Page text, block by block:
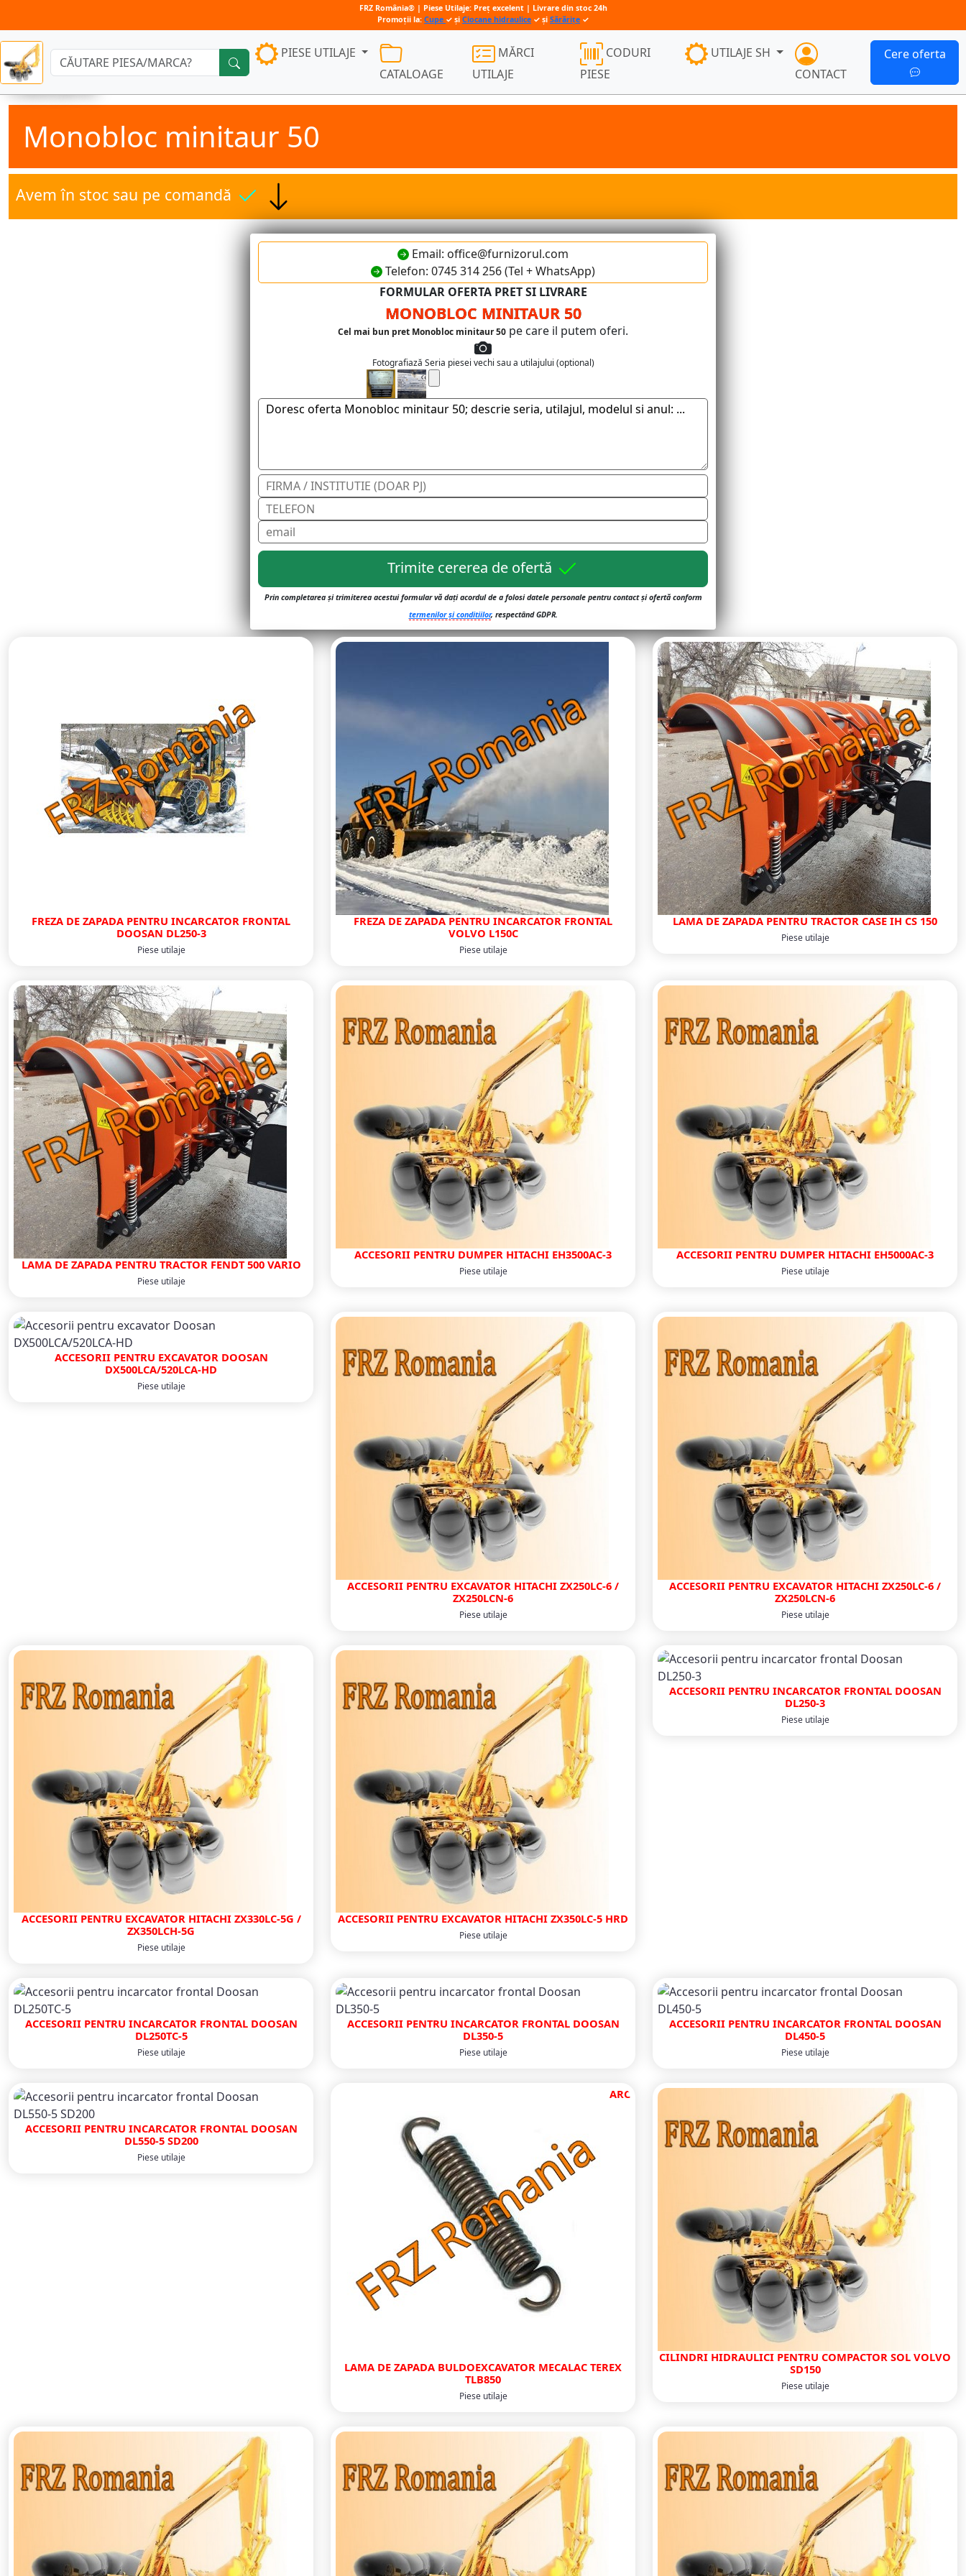
Căutare:
Monobloc minitaur 50
Avem în stoc sau pe comandă
Email: office@furnizorul.com
Telefon: 0745 314 256 (Tel + WhatsApp)
FORMULAR OFERTA PRET SI LIVRARE
MONOBLOC MINITAUR 50
Cel mai bun pret Monobloc minitaur 50 pe care il putem oferi.
Fotografiază Seria piesei vechi sau a utilajului (optional)
Trimite cererea de ofertă
Prin completarea și trimiterea acestui formular vă dați acordul de a folosi datele personale pentru contact și ofertă conform
termenilor și conditiilor, respectând GDPR.
FREZA DE ZAPADA PENTRU INCARCATOR FRONTAL
DOOSAN DL250-3
Piese utilaje
FREZA DE ZAPADA PENTRU INCARCATOR FRONTAL
VOLVO L150C
Piese utilaje
LAMA DE ZAPADA PENTRU TRACTOR CASE IH CS 150
Piese utilaje
LAMA DE ZAPADA PENTRU TRACTOR FENDT 500 VARIO
Piese utilaje
ACCESORII PENTRU DUMPER HITACHI EH3500AC-3
Piese utilaje
ACCESORII PENTRU DUMPER HITACHI EH5000AC-3
Piese utilaje
ACCESORII PENTRU EXCAVATOR DOOSAN
DX500LCA/520LCA-HD
Piese utilaje
ACCESORII PENTRU EXCAVATOR HITACHI ZX250LC-6 /
ZX250LCN-6
Piese utilaje
ACCESORII PENTRU EXCAVATOR HITACHI ZX250LC-6 /
ZX250LCN-6
Piese utilaje
ACCESORII PENTRU EXCAVATOR HITACHI ZX330LC-5G /
ZX350LCH-5G
Piese utilaje
ACCESORII PENTRU EXCAVATOR HITACHI ZX350LC-5 HRD
Piese utilaje
ACCESORII PENTRU INCARCATOR FRONTAL DOOSAN
DL250-3
Piese utilaje
ACCESORII PENTRU INCARCATOR FRONTAL DOOSAN
DL250TC-5
Piese utilaje
ACCESORII PENTRU INCARCATOR FRONTAL DOOSAN
DL350-5
Piese utilaje
ACCESORII PENTRU INCARCATOR FRONTAL DOOSAN
DL450-5
Piese utilaje
ACCESORII PENTRU INCARCATOR FRONTAL DOOSAN
DL550-5 SD200
Piese utilaje
ARC
LAMA DE ZAPADA BULDOEXCAVATOR MECALAC TEREX
TLB850
Piese utilaje
CILINDRI HIDRAULICI PENTRU COMPACTOR SOL VOLVO
SD150
Piese utilaje
FRZ România® | Piese Utilaje: Preț excelent | Livrare din stoc 24h
Promoții la: Cupe ✓ și Ciocane hidraulice ✓ și Sărărițe ✓
PIESE UTILAJE
CATALOAGE
MĂRCI
UTILAJE
CODURI
PIESE
UTILAJE SH
CONTACT
Cere oferta